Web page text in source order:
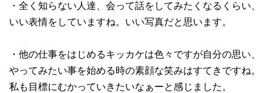
・全く知らない人達、会って話をしてみたくなるくらい、
いい表情をしていますね。いい写真だと思います。
・他の仕事をはじめるキッカケは色々ですが自分の思い、
やってみたい事を始める時の素顔な笑みはすてきですね。
私も目標にむかっていきたいなぁーと感じました。